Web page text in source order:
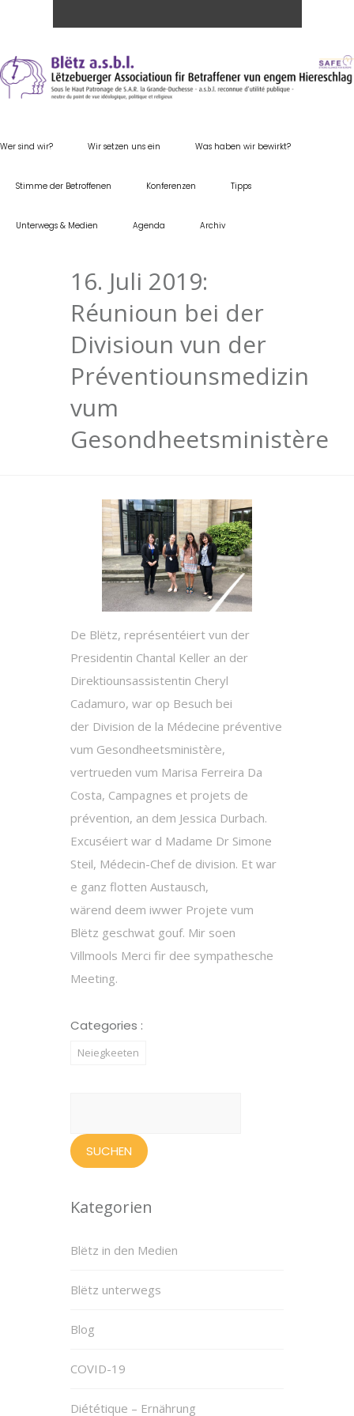
Wer sind wir? Wir setzen uns ein Was haben wir bewirkt?
Stimme der Betroffenen Konferenzen Tipps
Unterwegs & Medien Agenda Archiv
16. Juli 2019:
Réunioun bei der
Divisioun vun der
Préventiounsmedizin
vum
Gesondheetsministère
De Blëtz, représentéiert vun der
Presidentin Chantal Keller an der
Direktiounsassistentin Cheryl
Cadamuro, war op Besuch bei
der Division de la Médecine préventive
vum Gesondheetsministère,
vertrueden vum Marisa Ferreira Da
Costa, Campagnes et projets de
prévention, an dem Jessica Durbach.
Excuséiert war d Madame Dr Simone
Steil, Médecin-Chef de division. Et war
e ganz flotten Austausch,
wärend deem iwwer Projete vum
Blëtz geschwat gouf. Mir soen
Villmools Merci fir dee sympathesche
Meeting.
Categories :
Neiegkeeten
Kategorien
Blëtz in den Medien
Blëtz unterwegs
Blog
COVID-19
Diététique – Ernährung